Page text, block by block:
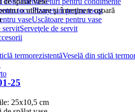
Planșeturi pentru tocat
Uscătoare pentru vase
Şerveţele de servit
Veselă din sticlă
o utilizare şi întreţinere uşoară
25
25x10,5 cm